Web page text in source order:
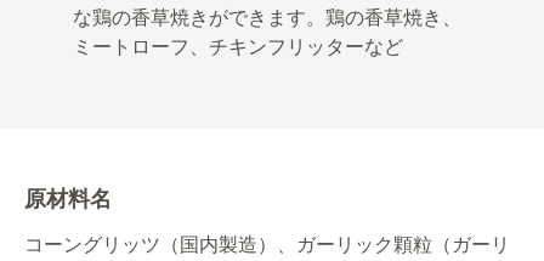
な鶏の香草焼きができます。鶏の香草焼き、
ミートローフ、チキンフリッターなど
原材料名
コーングリッツ（国内製造）、ガーリック顆粒（ガーリ